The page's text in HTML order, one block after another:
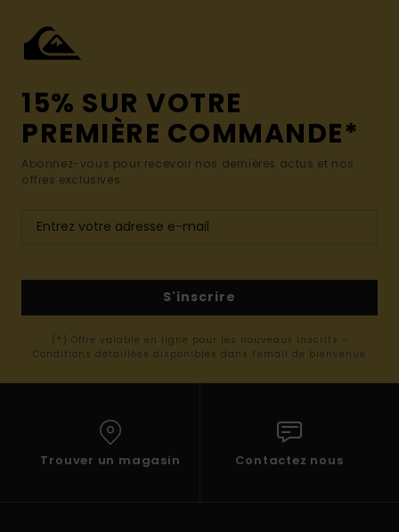
15% SUR VOTRE
PREMIÈRE COMMANDE*
Abonnez-vous pour recevoir nos dernières actus et nos
offres exclusives.
S'inscrire
(*) Offre valable en ligne pour les nouveaux inscrits -
Conditions détaillées disponibles dans l'email de bienvenue
Trouver un magasin Contactez nous